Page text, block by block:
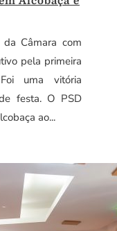
Câmara com
pela primeira
uma vitória
festa. O PSD
ao...